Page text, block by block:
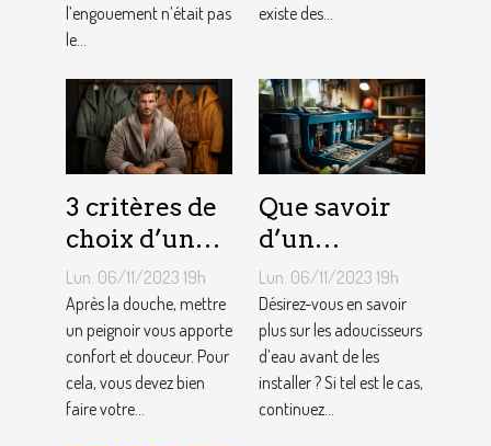
l’engouement n’était pas
le...
existe des...
3 critères de
choix d’un
peignoir de
bain pour
homme ?
Lun. 06/11/2023 19h
Après la douche, mettre
un peignoir vous apporte
confort et douceur. Pour
cela, vous devez bien
faire votre...
Que savoir
d’un
adoucisseur
d’eau ?
Lun. 06/11/2023 19h
Désirez-vous en savoir
plus sur les adoucisseurs
d’eau avant de les
installer ? Si tel est le cas,
continuez...